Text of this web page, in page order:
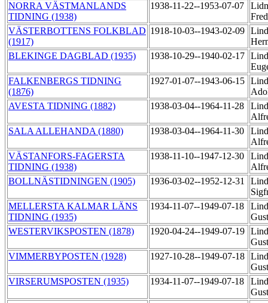
NORRA VÄSTMANLANDS
TIDNING (1938)
1938-11-22--1953-07-07
VÄSTERBOTTENS FOLKBLAD
(1917)
1918-10-03--1943-02-09
BLEKINGE DAGBLAD (1935)
1938-10-29--1940-02-17
FALKENBERGS TIDNING
(1876)
1927-01-07--1943-06-15
AVESTA TIDNING (1882)
1938-03-04--1964-11-28
SALA ALLEHANDA (1880)
1938-03-04--1964-11-30
VÄSTANFORS-FAGERSTA
TIDNING (1938)
1938-11-10--1947-12-30
BOLLNÄSTIDNINGEN (1905)
1936-03-02--1952-12-31
MELLERSTA KALMAR LÄNS
TIDNING (1935)
1934-11-07--1949-07-18
WESTERVIKSPOSTEN (1878)
1920-04-24--1949-07-19
VIMMERBYPOSTEN (1928)
1927-10-28--1949-07-18
VIRSERUMSPOSTEN (1935)
1934-11-07--1949-07-18